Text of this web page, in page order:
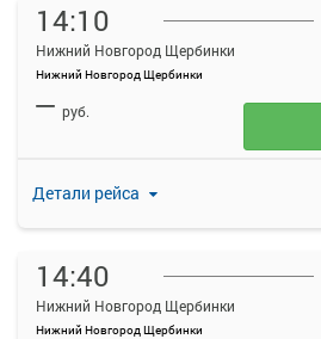
14:10
Нижний Новгород Щербинки
Нижний Новгород Щербинки
Детали рейса
— руб.
14:40
Нижний Новгород Щербинки
Нижний Новгород Щербинки